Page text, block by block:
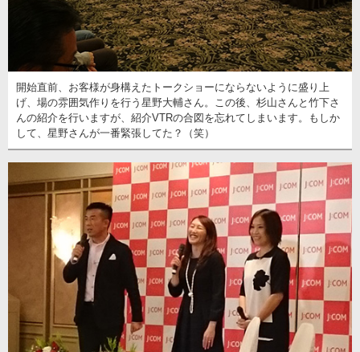
開始直前、お客様が身構えたトークショーにならないように盛り上
げ、場の雰囲気作りを行う星野大輔さん。この後、杉山さんと竹下さ
んの紹介を行いますが、紹介VTRの合図を忘れてしまいます。もしか
して、星野さんが一番緊張してた？（笑）